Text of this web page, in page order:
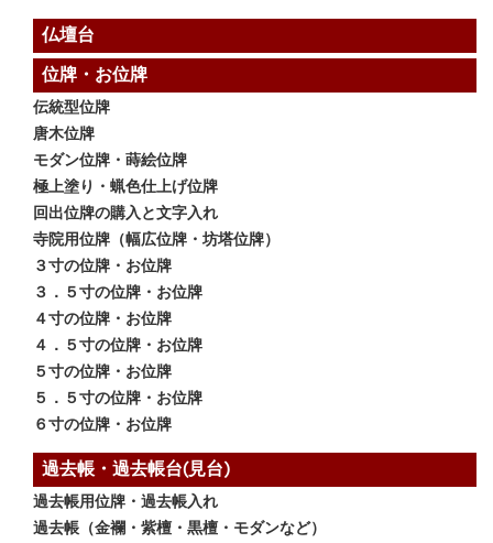
仏壇台
位牌・お位牌
伝統型位牌
唐木位牌
モダン位牌・蒔絵位牌
極上塗り・蝋色仕上げ位牌
回出位牌の購入と文字入れ
寺院用位牌（幅広位牌・坊塔位牌）
３寸の位牌・お位牌
３．５寸の位牌・お位牌
４寸の位牌・お位牌
４．５寸の位牌・お位牌
５寸の位牌・お位牌
５．５寸の位牌・お位牌
６寸の位牌・お位牌
過去帳・過去帳台(見台)
過去帳用位牌・過去帳入れ
過去帳（金襴・紫檀・黒檀・モダンなど）